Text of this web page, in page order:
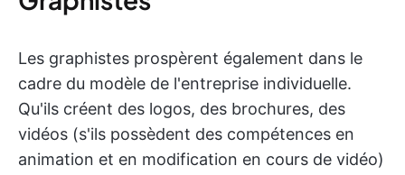
Les graphistes prospèrent également dans le
cadre du modèle de l'entreprise individuelle.
Qu'ils créent des logos, des brochures, des
vidéos (s'ils possèdent des compétences en
animation et en modification en cours de vidéo)